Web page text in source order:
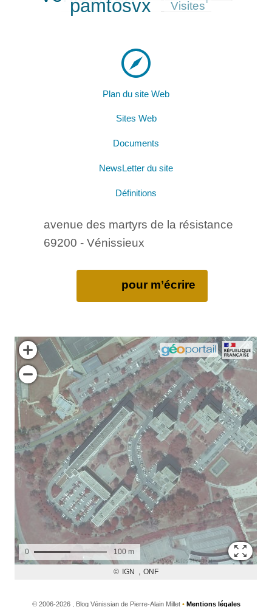
pamtosvx Visites
Plan du site Web
Sites Web
Documents
NewsLetter du site
Définitions
avenue des martyrs de la résistance
69200 - Vénissieux
pour m’écrire
©2006-2026 , Blog Vénissian de Pierre-Alain Millet • Mentions légales